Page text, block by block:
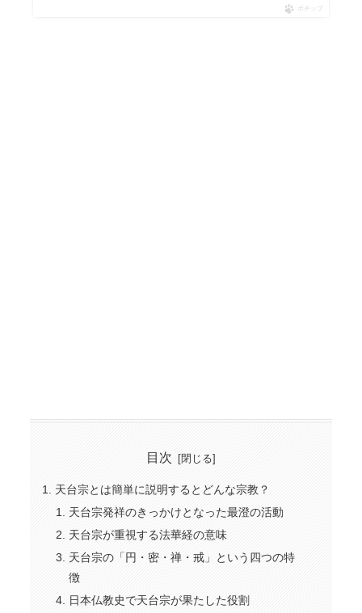
ポチップ
目次
天台宗とは簡単に説明するとどんな宗教？
天台宗発祥のきっかけとなった最澄の活動
天台宗が重視する法華経の意味
天台宗の「円・密・禅・戒」という四つの特
徴
日本仏教史で天台宗が果たした役割